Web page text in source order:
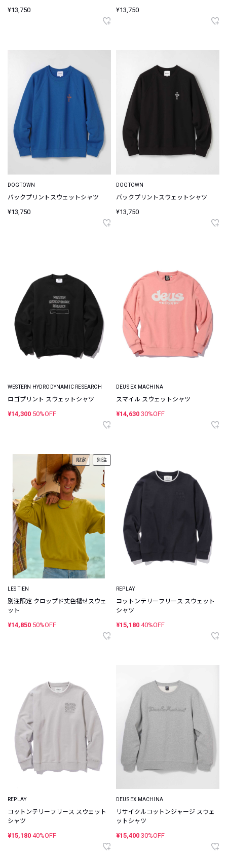
¥13,750 ¥13,750
DOGTOWN
バックプリントスウェットシャツ
¥13,750
DOGTOWN
バックプリントスウェットシャツ
¥13,750
WESTERN HYDRODYNAMIC RESEARCH
ロゴプリント スウェットシャツ
¥14,300 50%OFF
DEUS EX MACHINA
スマイル スウェットシャツ
¥14,630 30%OFF
限定 別注
LES TIEN
別注限定 クロップド丈色褪せスウェ
ット
¥14,850 50%OFF
REPLAY
コットンテリーフリース スウェット
シャツ
¥15,180 40%OFF
REPLAY
コットンテリーフリース スウェット
シャツ
¥15,180 40%OFF
DEUS EX MACHINA
リサイクルコットンジャージ スウェ
ットシャツ
¥15,400 30%OFF